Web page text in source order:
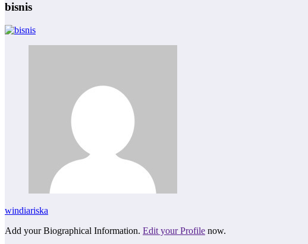
bisnis
windiariska
Add your Biographical Information. Edit your Profile now.